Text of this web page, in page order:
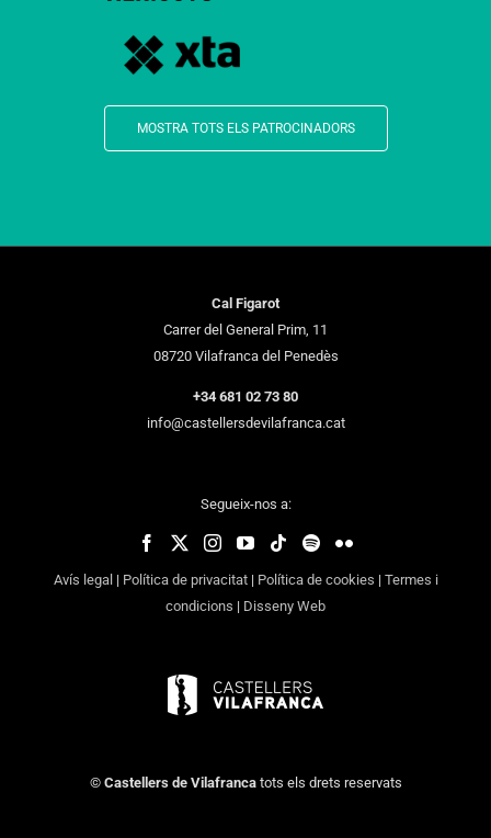
MOSTRA TOTS ELS PATROCINADORS
Cal Figarot
Carrer del General Prim, 11
08720 Vilafranca del Penedès
+34 681 02 73 80
info@castellersdevilafranca.cat
Segueix-nos a:
Avís legal | Política de privacitat| Política de cookies | Termes i
condicions | Disseny Web
© Castellers de Vilafrancatots els drets reservats